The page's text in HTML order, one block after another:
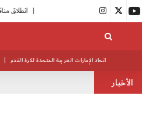
انطلاق منافسات بطولة النخبة لحرس الرئاسة
| اتحاد الإمارات العربية المتحدة لكرة القدم
الأخبار